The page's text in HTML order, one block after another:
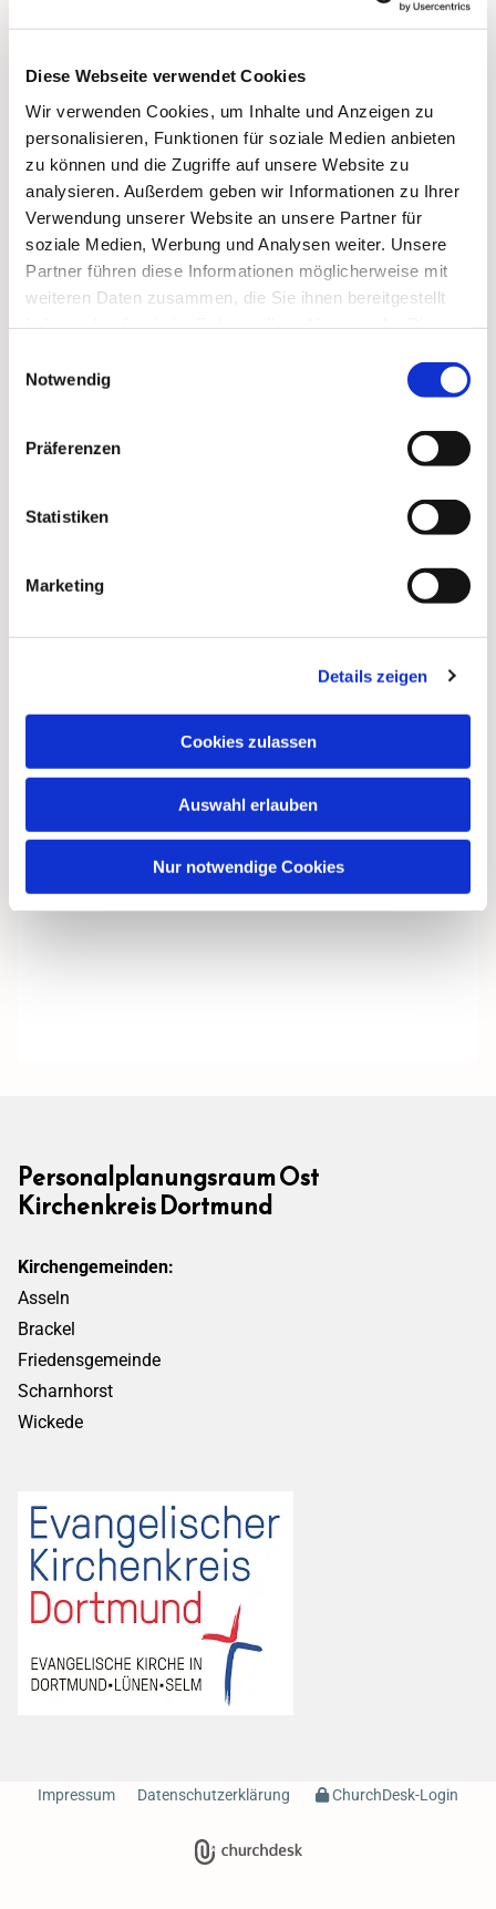
Diese Webseite verwendet Cookies
Wir verwenden Cookies, um Inhalte und Anzeigen zu
personalisieren, Funktionen für soziale Medien anbieten
zu können und die Zugriffe auf unsere Website zu
analysieren. Außerdem geben wir Informationen zu Ihrer
Verwendung unserer Website an unsere Partner für
soziale Medien, Werbung und Analysen weiter. Unsere
Partner führen diese Informationen möglicherweise mit
weiteren Daten zusammen, die Sie ihnen bereitgestellt
Notwendig
Präferenzen
Statistiken
Marketing
Details zeigen
Cookies zulassen
Auswahl erlauben
Nur notwendige Cookies
Dies könnte Sie auch
Personalplanungsraum Ost
Kirchenkreis Dortmund
Kirchengemeinden:
Asseln
Brackel
Friedensgemeinde
Scharnhorst
Wickede
Impressum Datenschutzerklärung ChurchDesk-Login